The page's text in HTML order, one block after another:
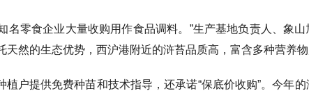
名零食企业大量收购用作食品调料。”生产基地负责人、象山
天然的生态优势，西沪港附近的浒苔品质高，富含多种营养物
植户提供免费种苗和技术指导，还承诺“保底价收购”。今年